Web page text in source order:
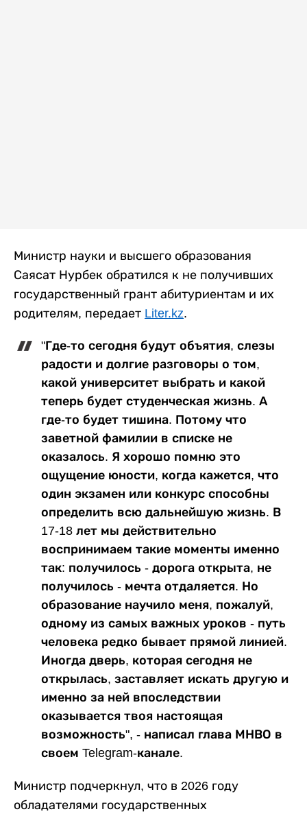
Министр науки и высшего образования
Саясат Нурбек обратился к не получивших
государственный грант абитуриентам и их
родителям, передает Liter.kz.
"Где-то сегодня будут объятия, слезы
радости и долгие разговоры о том,
какой университет выбрать и какой
теперь будет студенческая жизнь. А
где-то будет тишина. Потому что
заветной фамилии в списке не
оказалось. Я хорошо помню это
ощущение юности, когда кажется, что
один экзамен или конкурс способны
определить всю дальнейшую жизнь. В
17-18 лет мы действительно
воспринимаем такие моменты именно
так: получилось - дорога открыта, не
получилось - мечта отдаляется. Но
образование научило меня, пожалуй,
одному из самых важных уроков - путь
человека редко бывает прямой линией.
Иногда дверь, которая сегодня не
открылась, заставляет искать другую и
именно за ней впоследствии
оказывается твоя настоящая
возможность", - написал глава МНВО в
своем Telegram-канале.
Министр подчеркнул, что в 2026 году
обладателями государственных